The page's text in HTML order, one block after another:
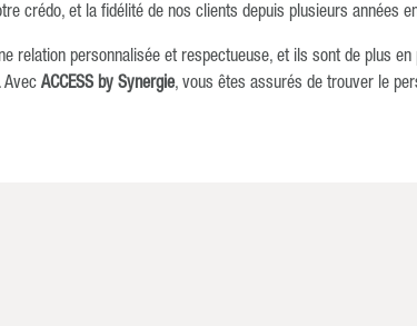
crédo, et la fidélité de nos clients depuis plusieurs années
relation personnalisée et respectueuse, et ils sont de plus
Avec ACCESS by Synergie, vous êtes assurés de trouver le